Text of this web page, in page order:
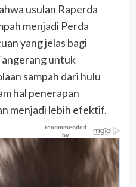
usulan Raperda
menjadi Perda
yang jelas bagi
untuk
sampah dari hulu
hal penerapan
menjadi lebih efektif.